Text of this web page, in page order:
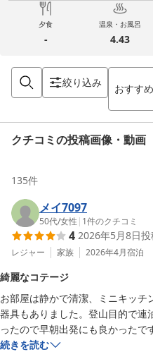
夕食
-
温泉・お風呂
4.43
絞り込み おすす
クチコミの投稿画像・動画
135件
メイ7097
50代/女性 | 1件のクチコミ
4 2026年5月8日
レジャー 家族 2026年4月宿泊
綺麗なコテージ
お部屋は静かで清潔、ミニキッ
器具もありました。登山目的で
ったので早朝出発にも良かったで
続きを読む